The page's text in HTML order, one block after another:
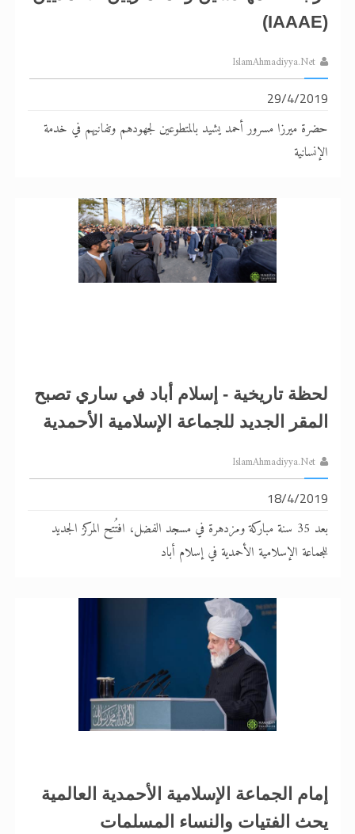
(IAAAE)
IslamAhmadiyya.Net
29/4/2019
حضرة ميرزا مسرور أحمد يشيد بالمتطوعين لجهودهم وتفانيهم في خدمة
الإنسانية
لحظة تاريخية - إسلام أباد في ساري تصبح
المقر الجديد للجماعة الإسلامية الأحمدية
IslamAhmadiyya.Net
18/4/2019
بعد 35 سنة مباركة ومزدهرة في مسجد الفضل، افتُتح المركز الجديد
للجماعة الإسلامية الأحمدية في إسلام أباد
إمام الجماعة الإسلامية الأحمدية العالمية
يحث الفتيات والنساء المسلمات